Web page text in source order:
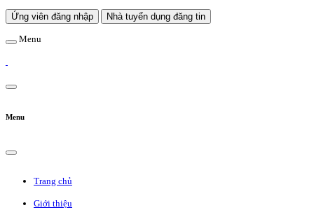
Ứng viên đăng nhập Nhà tuyển dụng đăng tin
Menu
Menu
Trang chủ
Giới thiệu